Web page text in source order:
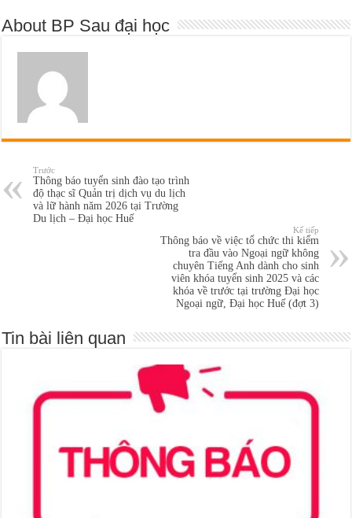
About BP Sau đại học
Trước
Thông báo tuyển sinh đào tạo trình
độ thạc sĩ Quản trị dịch vụ du lịch
và lữ hành năm 2026 tại Trường
Du lịch – Đại học Huế
Kế tiếp
Thông báo về việc tổ chức thi kiểm
tra đầu vào Ngoại ngữ không
chuyên Tiếng Anh dành cho sinh
viên khóa tuyển sinh 2025 và các
khóa về trước tại trường Đại học
Ngoại ngữ, Đại học Huế (đợt 3)
Tin bài liên quan